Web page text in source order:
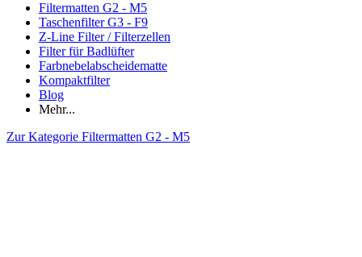
Filtermatten G2 - M5
Taschenfilter G3 - F9
Z-Line Filter / Filterzellen
Filter für Badlüfter
Farbnebelabscheidematte
Kompaktfilter
Blog
Mehr...
Zur Kategorie Filtermatten G2 - M5